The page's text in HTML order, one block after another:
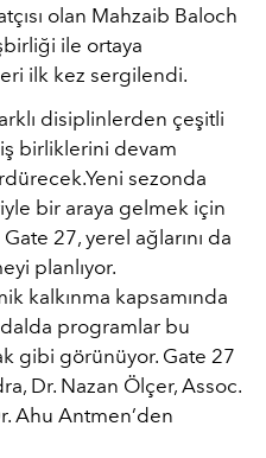
olan Mahzaib Baloch
ile ortaya
ilk kez sergilendi.
disiplinlerden çeşitli
birliklerini devam
sezonda
bir araya gelmek için
27, yerel ağlarını da
planlıyor.
kalkınma kapsamında
programlar bu
gibi görünüyor. Gate 27
Dr. Nazan Ölçer, Assoc.
Ahu Antmen’den